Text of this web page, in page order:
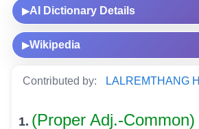
▶AI Dictionary Details
▶Wikipedia
Contributed by: LALREMTHANG
1. (Proper Adj.-Common)